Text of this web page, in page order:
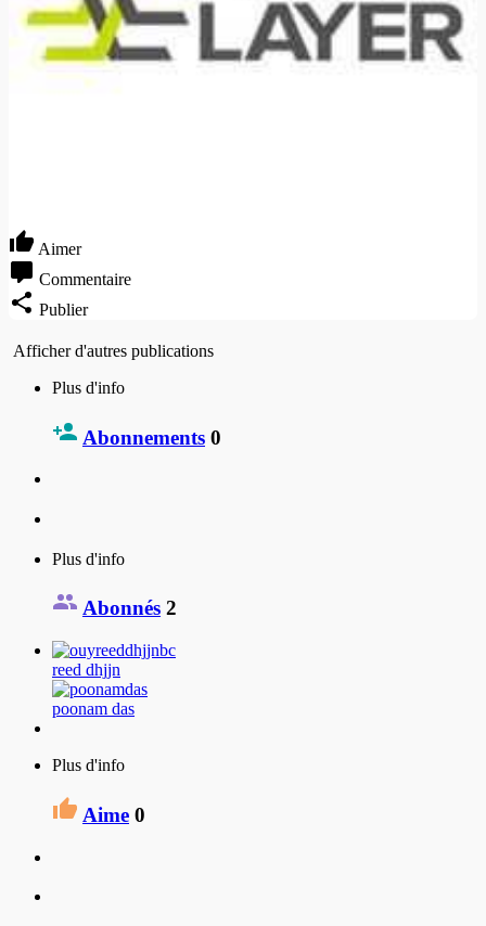
Aimer
Commentaire
Publier
Afficher d'autres publications
Plus d'info
Abonnements 0
Plus d'info
Abonnés 2
reed dhjjn
poonam das
Plus d'info
Aime 0